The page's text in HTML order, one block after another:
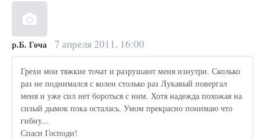
р.Б. Гоча 7 апреля 2011, 16:00
Грехи мои тяжкие точат и разрушают меня изнутри. Сколько
раз не поднимался с колен столько раз Лукавый повергал
меня и уже сил нет бороться с ним. Хотя надежда похожая на
сизый дымок пока осталась. Умом прекрасно понимаю что
гибну...
Спаси Господи!